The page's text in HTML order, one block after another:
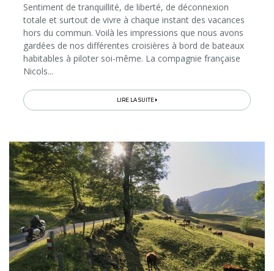
Sentiment de tranquillité, de liberté, de déconnexion
totale et surtout de vivre à chaque instant des vacances
hors du commun. Voilà les impressions que nous avons
gardées de nos différentes croisières à bord de bateaux
habitables à piloter soi-même. La compagnie française
Nicols...
LIRE LA SUITE